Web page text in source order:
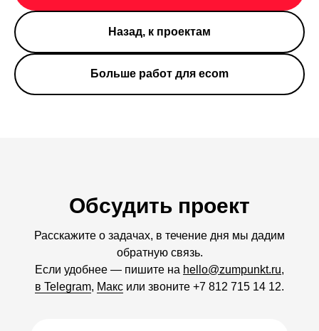
Назад, к проектам
Больше работ для ecom
Обсудить проект
Расскажите о задачах, в течение дня мы дадим
обратную связь.
Если удобнее — пишите на hello@zumpunkt.ru,
в Telegram, Макс или звоните +7 812 715 14 12.